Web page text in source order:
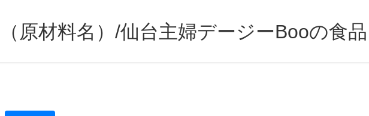
原材料名）/仙台主婦デージーBooの食